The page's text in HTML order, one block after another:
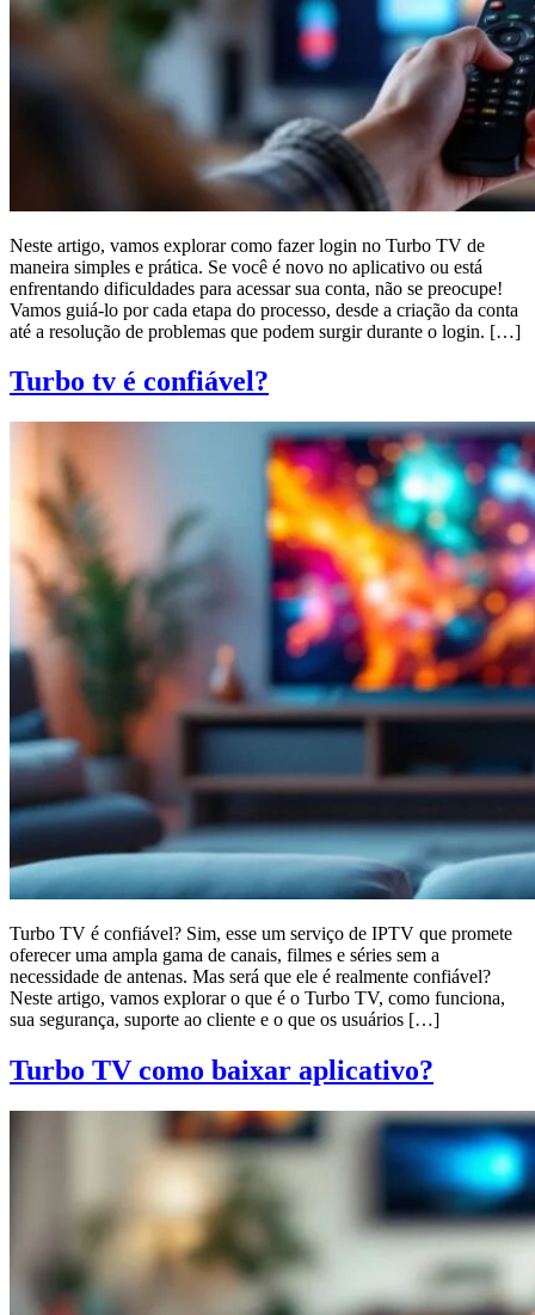
Neste artigo, vamos explorar como fazer login no Turbo TV de
maneira simples e prática. Se você é novo no aplicativo ou está
enfrentando dificuldades para acessar sua conta, não se preocupe!
Vamos guiá-lo por cada etapa do processo, desde a criação da conta
até a resolução de problemas que podem surgir durante o login. […]
Turbo tv é confiável?
Turbo TV é confiável? Sim, esse um serviço de IPTV que promete
oferecer uma ampla gama de canais, filmes e séries sem a
necessidade de antenas. Mas será que ele é realmente confiável?
Neste artigo, vamos explorar o que é o Turbo TV, como funciona,
sua segurança, suporte ao cliente e o que os usuários […]
Turbo TV como baixar aplicativo?